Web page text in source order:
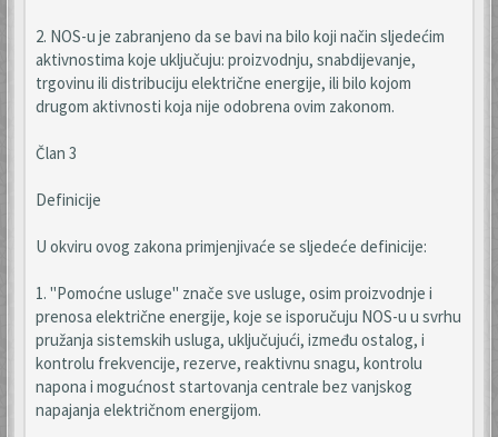
2. NOS-u je zabranjeno da se bavi na bilo koji način sljedećim
aktivnostima koje uključuju: proizvodnju, snabdijevanje,
trgovinu ili distribuciju električne energije, ili bilo kojom
drugom aktivnosti koja nije odobrena ovim zakonom.
Član 3
Definicije
U okviru ovog zakona primjenjivaće se sljedeće definicije:
1. "Pomoćne usluge" znače sve usluge, osim proizvodnje i
prenosa električne energije, koje se isporučuju NOS-u u svrhu
pružanja sistemskih usluga, uključujući, između ostalog, i
kontrolu frekvencije, rezerve, reaktivnu snagu, kontrolu
napona i mogućnost startovanja centrale bez vanjskog
napajanja električnom energijom.